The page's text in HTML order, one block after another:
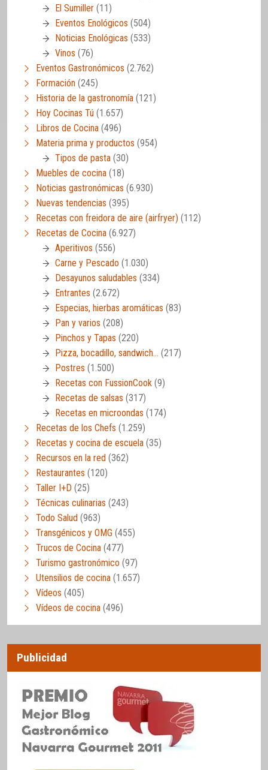
El Sumiller (11)
Eventos Enológicos (504)
Noticias Enológicas (533)
Vinos (76)
Eventos Gastronómicos (2.762)
Formación (245)
Historia de la gastronomía (121)
Hoy Cocinas Tú (1.657)
Libros de Cocina (496)
Materia prima y productos (954)
Tipos de pasta (30)
Muebles de cocina (18)
Noticias gastronómicas (6.930)
Nuevas tendencias (395)
Recetas con freidora de aire (airfryer) (112)
Recetas de Cocina (6.927)
Aperitivos (556)
Carne y Pescado (1.030)
Desayunos saludables (334)
Entrantes (2.672)
Especias, hierbas aromáticas (83)
Pan y varios (208)
Pinchos y Tapas (220)
Pizza, bocadillo, sandwich… (217)
Postres (1.500)
Recetas con FussionCook (9)
Recetas de salsas (317)
Recetas en microondas (174)
Recetas de los Chefs (1.259)
Recetas y cocina de escuela (35)
Recursos en la red (362)
Restaurantes (120)
Taller I+D (25)
Técnicas culinarias (243)
Todo Salud (963)
Transgénicos y OMG (455)
Trucos de Cocina (477)
Turismo gastronómico (97)
Utensilios de cocina (1.657)
Vídeos (405)
Vídeos de cocina (496)
Publicidad